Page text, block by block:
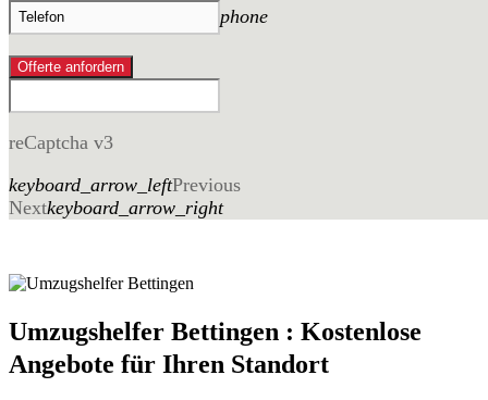
phone
Offerte anfordern
reCaptcha v3
keyboard_arrow_leftPrevious
Nextkeyboard_arrow_right
Umzugshelfer Bettingen : Kostenlose
Angebote für Ihren Standort